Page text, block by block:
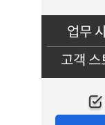
업무
고객 스